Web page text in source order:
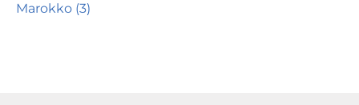
Marokko (3)